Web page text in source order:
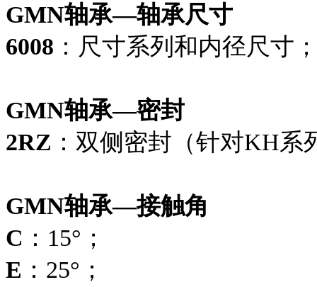
GMN轴承—轴承尺寸
6008 ：尺寸系列和内径尺寸
GMN轴承—密封
2RZ ：双侧密封（针对KH系
GMN轴承—接触角
C ：15°；
E ：25°；